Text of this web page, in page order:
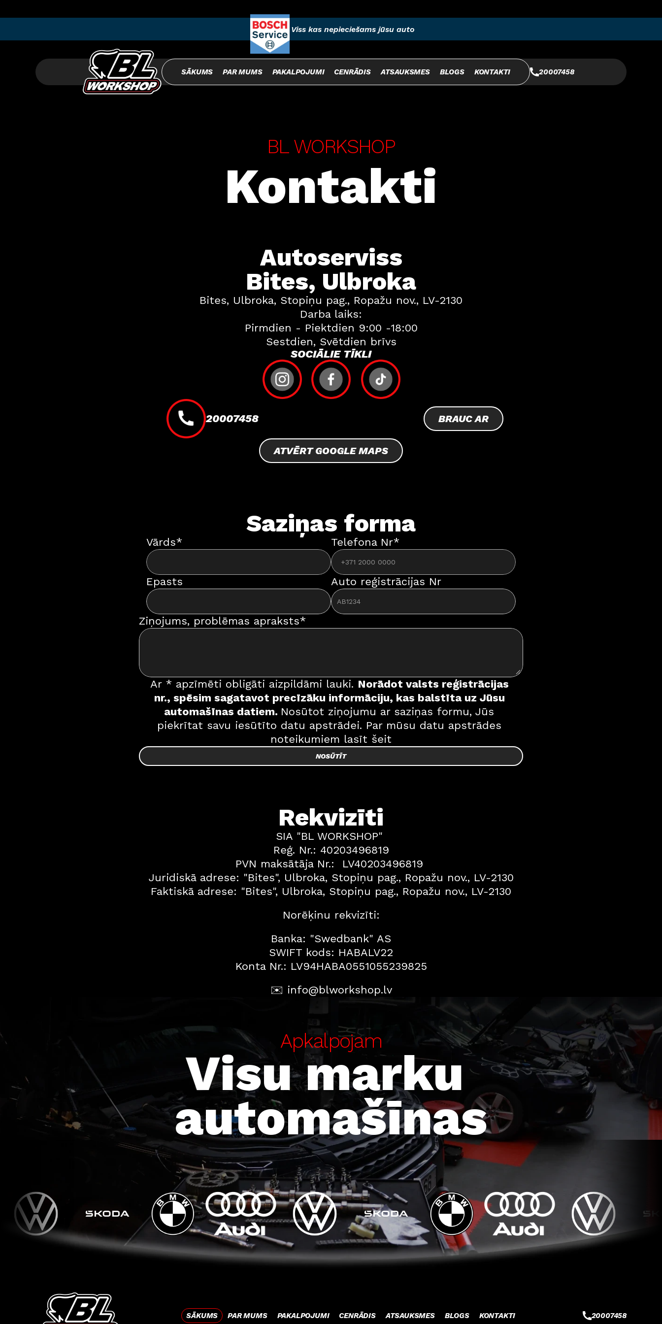
Viss kas nepieciešams jūsu auto
SĀKUMS PAR MUMS PAKALPOJUMI CENRĀDIS ATSAUKSMES BLOGS KONTAKTI 20007458
BL WORKSHOP
Kontakti
Autoserviss
Bites, Ulbroka
Bites, Ulbroka, Stopiņu pag., Ropažu nov., LV-2130
Darba laiks:
Pirmdien - Piektdien 9:00 -18:00
Sestdien, Svētdien brīvs
SOCIĀLIE TĪKLI
20007458 BRAUC AR
ATVĒRT GOOGLE MAPS
Saziņas forma
Vārds*
Epasts
Telefona Nr*
Auto reģistrācijas Nr
Ziņojums, problēmas apraksts*
Ar * apzīmēti obligāti aizpildāmi lauki. Norādot valsts reģistrācijas
nr., spēsim sagatavot precīzāku informāciju, kas balstīta uz Jūsu
automašīnas datiem. Nosūtot ziņojumu ar saziņas formu, Jūs
piekrītat savu iesūtīto datu apstrādei. Par mūsu datu apstrādes
noteikumiem lasīt šeit
NOSŪTĪT
Rekvizīti
SIA "BL WORKSHOP"
Reģ. Nr.: 40203496819
PVN maksātāja Nr.:  LV40203496819
Juridiskā adrese: "Bites", Ulbroka, Stopiņu pag., Ropažu nov., LV-2130
Faktiskā adrese: "Bites", Ulbroka, Stopiņu pag., Ropažu nov., LV-2130
Norēķinu rekvizīti:
Banka: "Swedbank" AS
SWIFT kods: HABALV22
Konta Nr.: LV94HABA0551055239825
✉️ info@blworkshop.lv
Apkalpojam
Visu marku
automašīnas
SĀKUMS PAR MUMS PAKALPOJUMI CENRĀDIS ATSAUKSMES BLOGS KONTAKTI 20007458